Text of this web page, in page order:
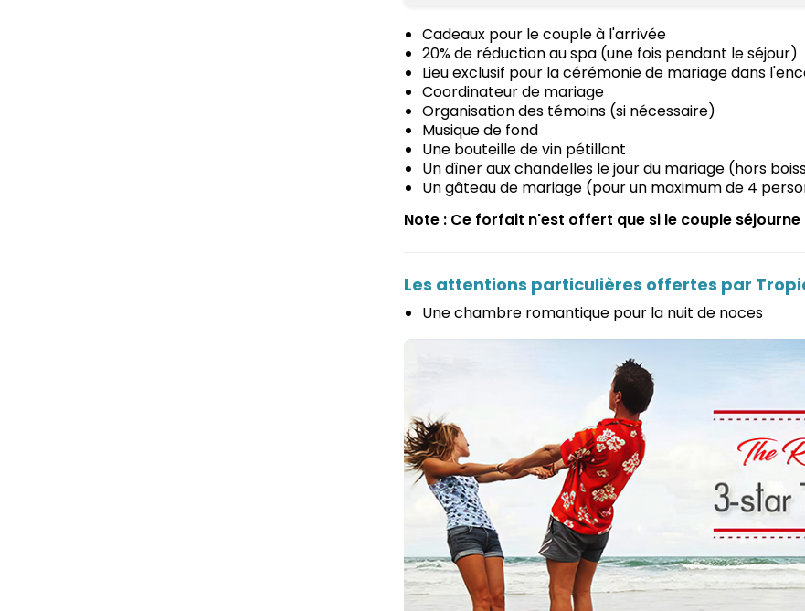
Cadeaux pour le couple à l'arrivée
20% de réduction au spa (une fois pendant le séjour)
Lieu exclusif pour la cérémonie de mariage dans
Coordinateur de mariage
Organisation des témoins (si nécessaire)
Musique de fond
Une bouteille de vin pétillant
Un dîner aux chandelles le jour du mariage (hors
Un gâteau de mariage (pour un maximum de 4
Note : Ce forfait n'est offert que si le couple
Les attentions particulières offertes par
Une chambre romantique pour la nuit de noces